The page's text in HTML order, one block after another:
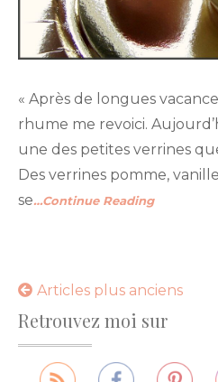
« Après de longues
rhume me revoici.
une des petites verrines
Des verrines pomme,
se…Continue Reading
Navigation
des
articles
Articles plus anciens
Retrouvez moi sur